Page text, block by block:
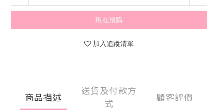
現在預購
加入追蹤清單
商品描述
送貨及付款方
式
顧客評價